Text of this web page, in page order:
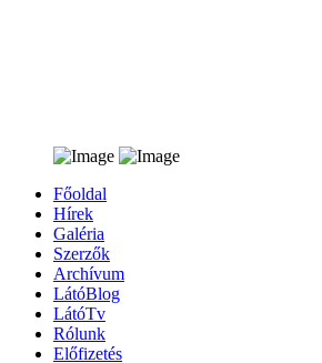
Főoldal
Hírek
Galéria
Szerzők
Archívum
LátóBlog
LátóTv
Rólunk
Előfizetés